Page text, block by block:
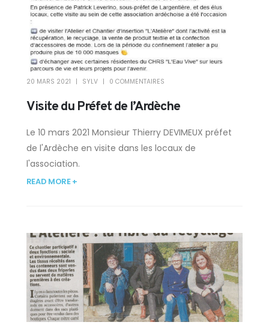
Visite du Préfet de l’Ardèche
20 MARS 2021 SYLV 0 COMMENTAIRES
Le 10 mars 2021 Monsieur Thierry DEVIMEUX préfet
de l'Ardèche en visite dans les locaux de
l'association.
READ MORE +